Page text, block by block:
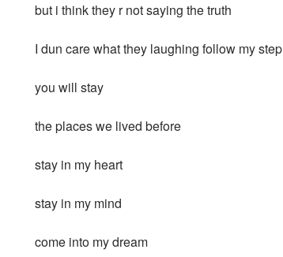
but i think they r not saying the truth
I dun care what they laughing follow my step
you will stay
the places we lived before
stay in my heart
stay in my mind
come into my dream